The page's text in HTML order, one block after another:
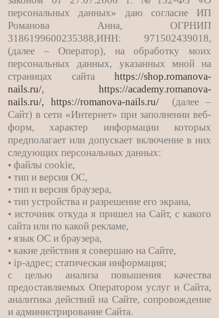
персональных данных» даю согласие ИП
Романова Анна, ОГРНИП
3186199600235388,ИНН: 971502439018,
(далее – Оператор), на обработку моих
персональных данных, указанных мной на
страницах сайта https://shop.romanova-
nails.ru/, https://academy.romanova-
nails.ru/,
https://romanova-nails.ru/(далее –
Сайт) в сети «Интернет» при заполнении веб-
форм, характер информации которых
предполагает или допускает включение в них
следующих персональных данных:
• файлы cookie,
• тип и версия ОС,
• тип и версия браузера,
• тип устройства и разрешение его экрана,
• источник откуда я пришел на Сайт, с какого
сайта или по какой рекламе,
• язык ОС и браузера,
• какие действия я совершаю на Сайте,
• ip-адрес; статическая информация;
с целью анализа повышения качества
предоставляемых Оператором услуг и Сайта,
аналитика действий на Сайте, сопровождение
и администрирование Сайта.